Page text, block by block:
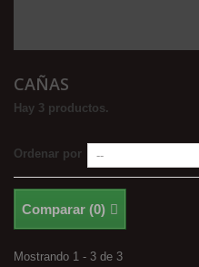
CAÑAS
Hay 3 productos.
Ordenar por
Comparar (0)
Mostrando 1 - 3 de 3